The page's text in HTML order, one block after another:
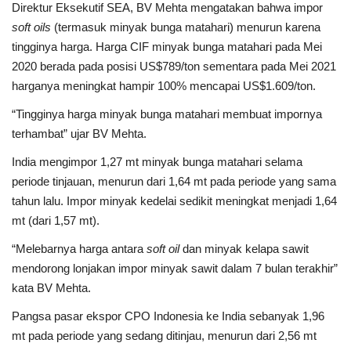
Direktur Eksekutif SEA, BV Mehta mengatakan bahwa impor
soft oils (termasuk minyak bunga matahari) menurun karena
tingginya harga. Harga CIF minyak bunga matahari pada Mei
2020 berada pada posisi US$789/ton sementara pada Mei 2021
harganya meningkat hampir 100% mencapai US$1.609/ton.
“Tingginya harga minyak bunga matahari membuat impornya
terhambat” ujar BV Mehta.
India mengimpor 1,27 mt minyak bunga matahari selama
periode tinjauan, menurun dari 1,64 mt pada periode yang sama
tahun lalu. Impor minyak kedelai sedikit meningkat menjadi 1,64
mt (dari 1,57 mt).
“Melebarnya harga antara soft oildan minyak kelapa sawit
mendorong lonjakan impor minyak sawit dalam 7 bulan terakhir”
kata BV Mehta.
Pangsa pasar ekspor CPO Indonesia ke India sebanyak 1,96
mt pada periode yang sedang ditinjau, menurun dari 2,56 mt